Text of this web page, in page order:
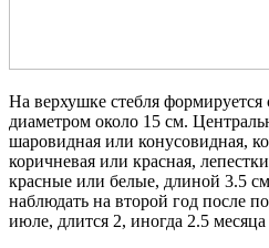
На верхушке стебля формируется
диаметром около 15 см.
шаровидная или конусовидная,
коричневая или красная,
красные или белые, длиной 3.5
наблюдать на второй год после
июле, длится 2, иногда 2.5 месяца